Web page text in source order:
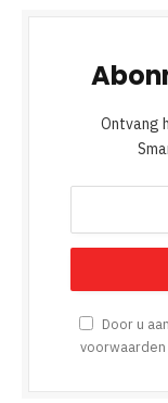
Ontvang
Door u
voorwaarden